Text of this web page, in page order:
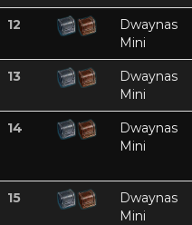
12
Dwaynas
Mini
13
Dwaynas
Mini
14
Dwaynas
Mini
15
Dwaynas
Mini